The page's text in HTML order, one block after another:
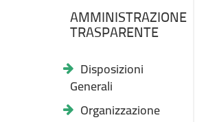
AMMINISTRAZIONE
TRASPARENTE
Disposizioni
Generali
Organizzazione